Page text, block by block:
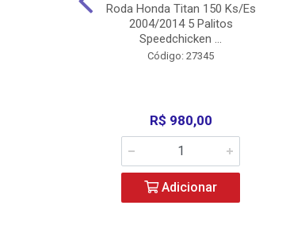
Roda Honda Titan 150 Ks/Es
2004/2014 5 Palitos
Speedchicken ...
Código: 27345
R$ 980,00
Adicionar